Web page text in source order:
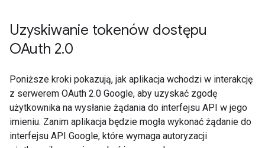
Uzyskiwanie tokenów dostępu
OAuth 2.0
Poniższe kroki pokazują, jak aplikacja wchodzi w interakcję
z serwerem OAuth 2.0 Google, aby uzyskać zgodę
użytkownika na wysłanie żądania do interfejsu API w jego
imieniu. Zanim aplikacja będzie mogła wykonać żądanie do
interfejsu API Google, które wymaga autoryzacji